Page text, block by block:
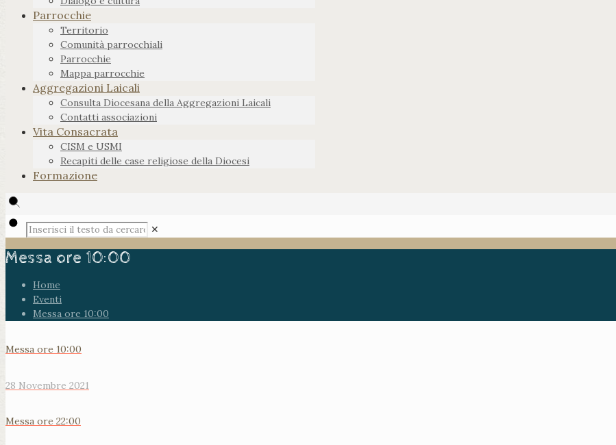
Parrocchie
Territorio
Comunità parrocchiali
Parrocchie
Mappa parrocchie
Aggregazioni Laicali
Consulta Diocesana della Aggregazioni Laicali
Contatti associazioni
Vita Consacrata
CISM e USMI
Recapiti delle case religiose della Diocesi
Formazione
✕
Messa ore 10:00
Home
Eventi
Messa ore 10:00
Messa ore 10:00
28 Novembre 2021
Messa ore 22:00